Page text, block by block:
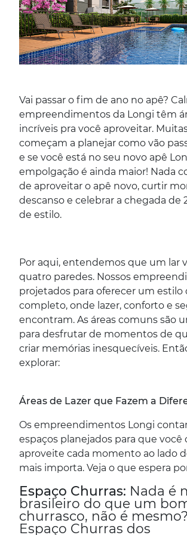
Vai passar o fim de ano no apê?
empreendimentos da Longi têm
incríveis pra você aproveitar.
começam a planejar como vão
e se você está no seu novo apê
empolgação é ainda maior! Nada
de aproveitar o apê novo, curtir
descanso e celebrar a chegada de
de estilo.
Por aqui, entendemos que um lar
quatro paredes. Nossos
projetados para oferecer um estilo
completo, onde lazer, conforto e
encontram. As áreas comuns são
para desfrutar de momentos de
criar memórias inesquecíveis.
explorar:
Áreas de Lazer que Fazem a
Os empreendimentos Longi
espaços planejados para que você
aproveite cada momento ao lado
mais importa. Veja o que espera
Espaço Churras: Nada é
brasileiro do que um
churrasco, não é
Espaço Churras dos